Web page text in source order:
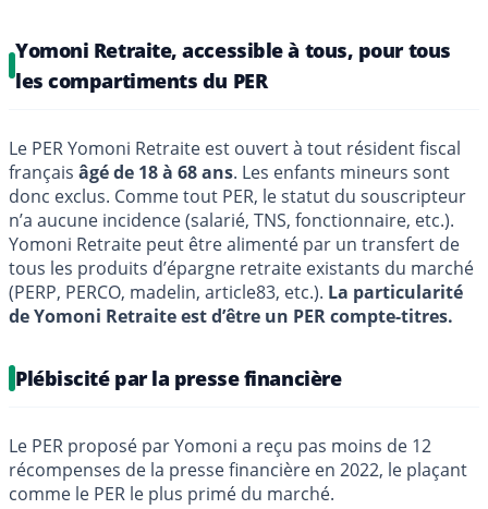
Yomoni Retraite, accessible à tous, pour tous
les compartiments du PER
Le PER Yomoni Retraite est ouvert à tout résident ﬁscal
français âgé de 18 à 68 ans. Les enfants mineurs sont
donc exclus. Comme tout PER, le statut du souscripteur
n’a aucune incidence (salarié, TNS, fonctionnaire, etc.).
Yomoni Retraite peut être alimenté par un transfert de
tous les produits d’épargne retraite existants du marché
(PERP, PERCO, madelin, article83, etc.). La particularité
de Yomoni Retraite est d’être un PER compte-titres.
Plébiscité par la presse financière
Le PER proposé par Yomoni a reçu pas moins de 12
récompenses de la presse financière en 2022, le plaçant
comme le PER le plus primé du marché.